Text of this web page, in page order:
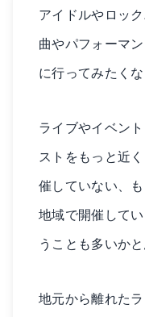
アイドルやロッ
曲やパフォーマ
に行ってみたくな
ライブやイベン
ストをもっと近
催していない、
地域で開催して
うことも多いかと
地元から離れた